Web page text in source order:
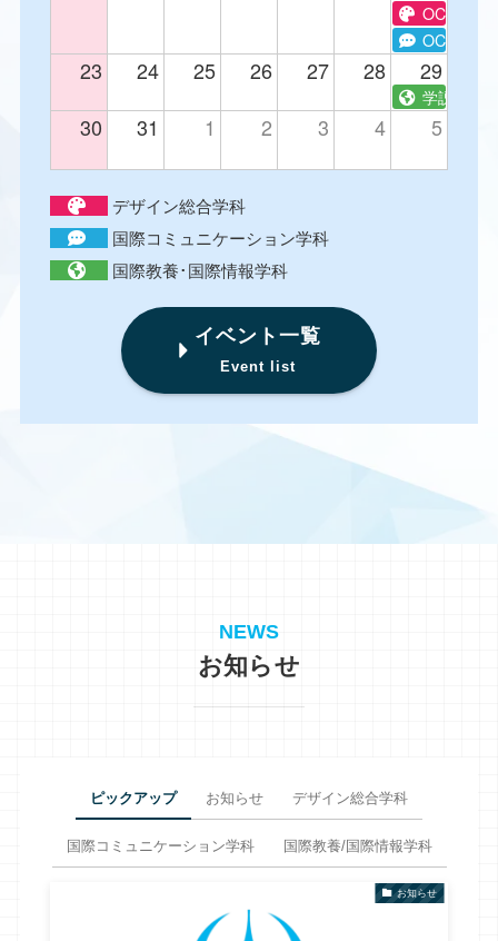
OC テキ
OC e-
23 24 25 26 27 28 29
学説 国際
30 31 1 2 3 4 5
デザイン総合学科
国際コミュニケーション学科
国際教養･国際情報学科
イベント一覧
Event list
NEWS
お知らせ
ピックアップ お知らせ デザイン総合学科
国際コミュニケーション学科 国際教養/国際情報学科
お知らせ